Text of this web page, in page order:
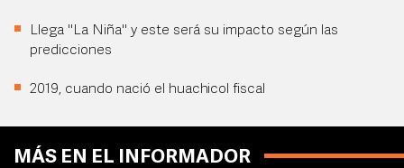
Llega "La Niña" y este será su impacto según las
predicciones
2019, cuando nació el huachicol fiscal
MÁS EN EL INFORMADOR